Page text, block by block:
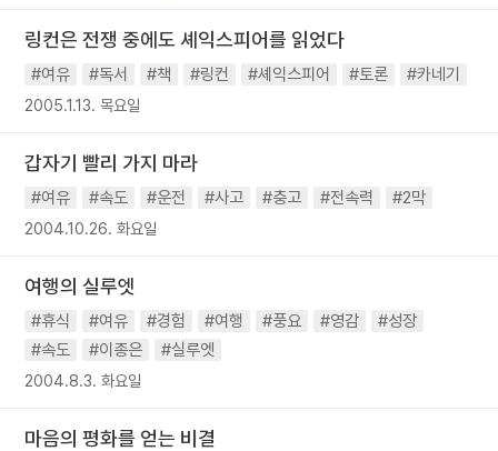
링컨은 전쟁 중에도 셰익스피어를 읽었다
#여유 #독서 #책 #링컨 #셰익스피어 #토론 #카네기
2005.1.13. 목요일
갑자기 빨리 가지 마라
#여유 #속도 #운전 #사고 #충고 #전속력 #2막
2004.10.26. 화요일
여행의 실루엣
#휴식 #여유 #경험 #여행 #풍요 #영감
#성장
#속도
#이종은 #실루엣
2004.8.3. 화요일
마음의 평화를 얻는 비결